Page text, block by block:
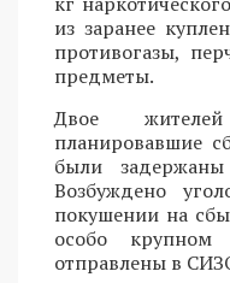
из заранее
противогазы,
предметы.
Двое
планировавшие
были
Возбуждено
покушении на
особо крупном
отправлены в